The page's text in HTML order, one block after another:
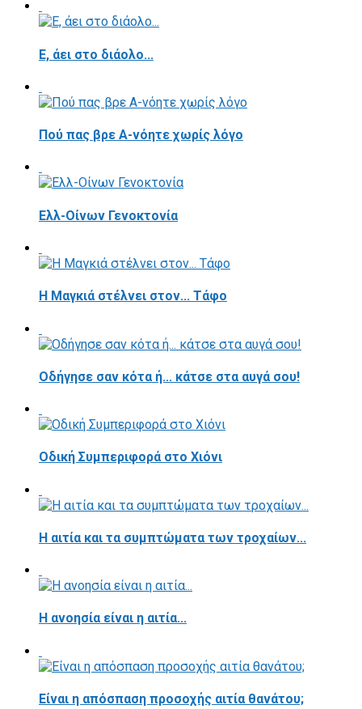
E, άει στο διάολο...
Πού πας βρε Α-νόητε χωρίς λόγο
Ελλ-Οίνων Γενοκτονία
H Μαγκιά στέλνει στον... Τάφο
Οδήγησε σαν κότα ή... κάτσε στα αυγά σου!
Οδική Συμπεριφορά στο Χιόνι
Η αιτία και τα συμπτώματα των τροχαίων...
Η ανοησία είναι η αιτία...
Είναι η απόσπαση προσοχής αιτία θανάτου;